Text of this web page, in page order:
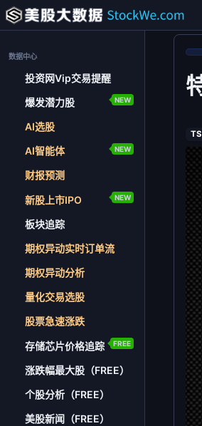
数据中心
投资网Vip交易提醒
爆发潜力股 NEW
AI选股
AI智能体 NEW
财报预测
新股上市IPO NEW
板块追踪
期权异动实时订单流
期权异动分析
量化交易选股
股票急速涨跌
存储芯片价格追踪 FREE
涨跌幅最大股（FREE）
个股分析（FREE）
美股新闻（FREE）